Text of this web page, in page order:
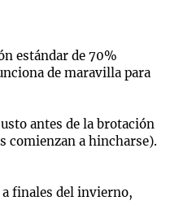
estándar de 70%
de maravilla para
antes de la brotación
comienzan a hincharse).
a finales del invierno,